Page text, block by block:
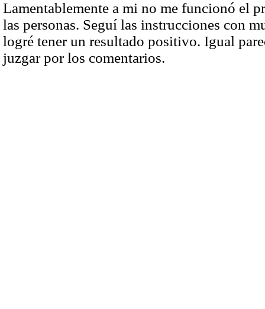
Lamentablemente a mi no me funcionó el
las personas. Seguí las instrucciones con
logré tener un resultado positivo. Igual
juzgar por los comentarios.